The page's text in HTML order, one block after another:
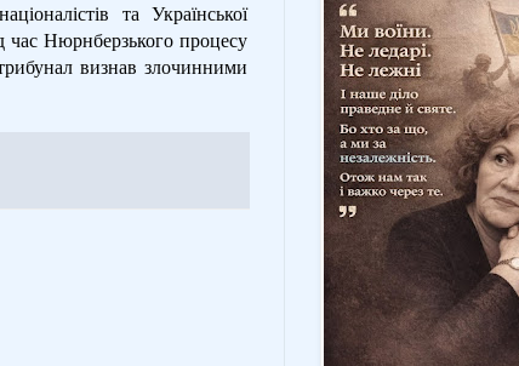
та Української
час Нюрнберзького процесу
визнав злочинними